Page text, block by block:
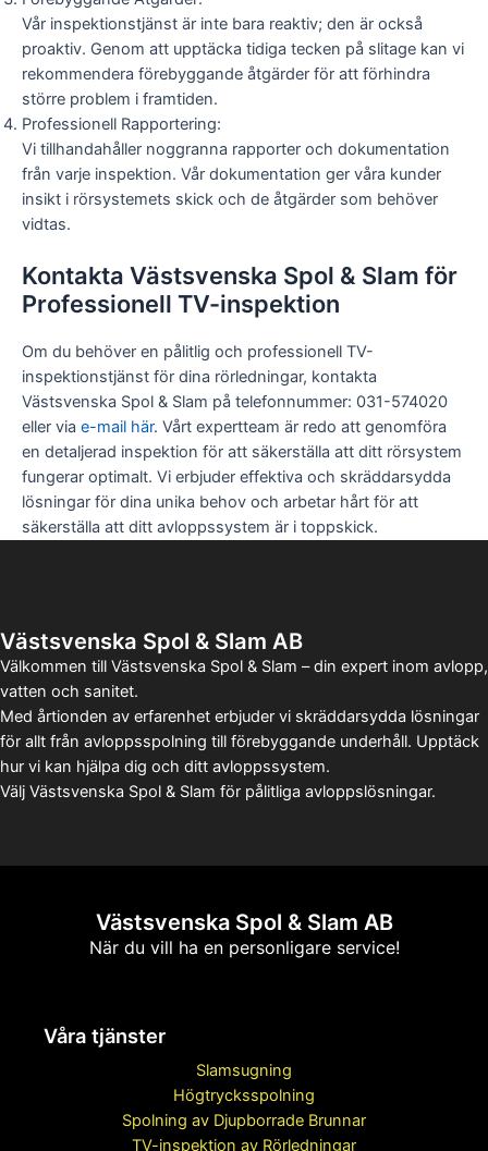
Vår inspektionstjänst är inte bara reaktiv; den är också
proaktiv. Genom att upptäcka tidiga tecken på slitage kan vi
rekommendera förebyggande åtgärder för att förhindra
större problem i framtiden.
Professionell Rapportering:
Vi tillhandahåller noggranna rapporter och dokumentation
från varje inspektion. Vår dokumentation ger våra kunder
insikt i rörsystemets skick och de åtgärder som behöver
vidtas.
Kontakta Västsvenska Spol & Slam för
Professionell TV-inspektion
Om du behöver en pålitlig och professionell TV-
inspektionstjänst för dina rörledningar, kontakta
Västsvenska Spol & Slam på telefonnummer: 031-574020
eller via e-mail här. Vårt expertteam är redo att genomföra
en detaljerad inspektion för att säkerställa att ditt rörsystem
fungerar optimalt. Vi erbjuder effektiva och skräddarsydda
lösningar för dina unika behov och arbetar hårt för att
säkerställa att ditt avloppssystem är i toppskick.
Västsvenska Spol & Slam AB
Välkommen till Västsvenska Spol & Slam – din expert inom avlopp,
vatten och sanitet.
Med årtionden av erfarenhet erbjuder vi skräddarsydda lösningar
för allt från avloppsspolning till förebyggande underhåll. Upptäck
hur vi kan hjälpa dig och ditt avloppssystem.
Välj Västsvenska Spol & Slam för pålitliga avloppslösningar.
Västsvenska Spol & Slam AB
När du vill ha en personligare service!
Våra tjänster
Slamsugning
Högtrycksspolning
Spolning av Djupborrade Brunnar
TV-inspektion av Rörledningar